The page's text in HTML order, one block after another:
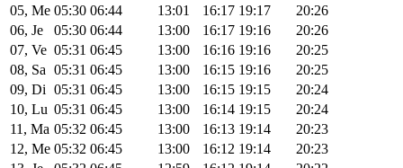
05, Me 05:30 06:44 13:01 16:17 19:17
20:26
06, Je
05:30 06:44 13:00 16:17 19:16
20:26
07, Ve 05:31 06:45 13:00 16:16 19:16
20:25
08, Sa 05:31 06:45 13:00 16:15 19:16
20:25
09, Di 05:31 06:45 13:00 16:15 19:15
20:24
10, Lu 05:31 06:45 13:00 16:14 19:15
20:24
11, Ma 05:32 06:45 13:00 16:13 19:14
20:23
12, Me 05:32 06:45 13:00 16:12 19:14
20:23